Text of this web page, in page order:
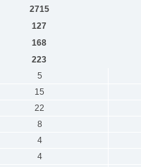
2715
127
168
223
5
15
22
8
4
4